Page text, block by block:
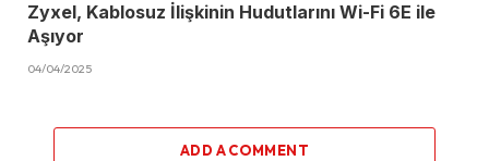
Zyxel, Kablosuz İlişkinin Hudutlarını Wi-Fi 6E ile
Aşıyor
04/04/2025
ADD A COMMENT